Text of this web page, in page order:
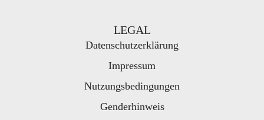
LEGAL
Datenschutzerklärung
Impressum
Nutzungsbedingungen
Genderhinweis